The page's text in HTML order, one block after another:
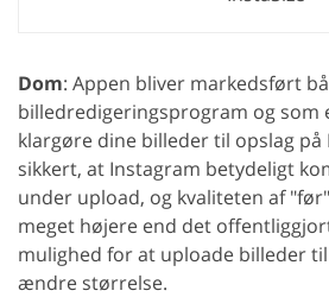
Dom: Appen bliver markedsført
billedredigeringsprogram og som
klargøre dine billeder til opslag på
sikkert, at Instagram betydeligt
under upload, og kvaliteten af
meget højere end det
mulighed for at uploade billeder
ændre størrelse.